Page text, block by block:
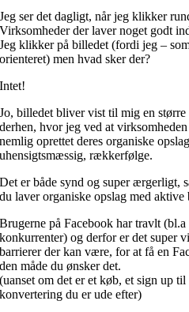
Jeg ser det dagligt, når jeg klikker
Virksomheder der laver noget godt
Jeg klikker på billedet (fordi jeg –
orienteret) men hvad sker der?
Intet!
Jo, billedet bliver vist til mig en
derhen, hvor jeg ved at
nemlig oprettet deres organiske
uhensigtsmæssig, rækkerfølge.
Det er både synd og super ærgerligt,
du laver organiske opslag med aktive
Brugerne på Facebook har travlt
konkurrenter) og derfor er det super
barrierer der kan være, for at få en
den måde du ønsker det.
(uanset om det er et køb, et sign up
konvertering du er ude efter)